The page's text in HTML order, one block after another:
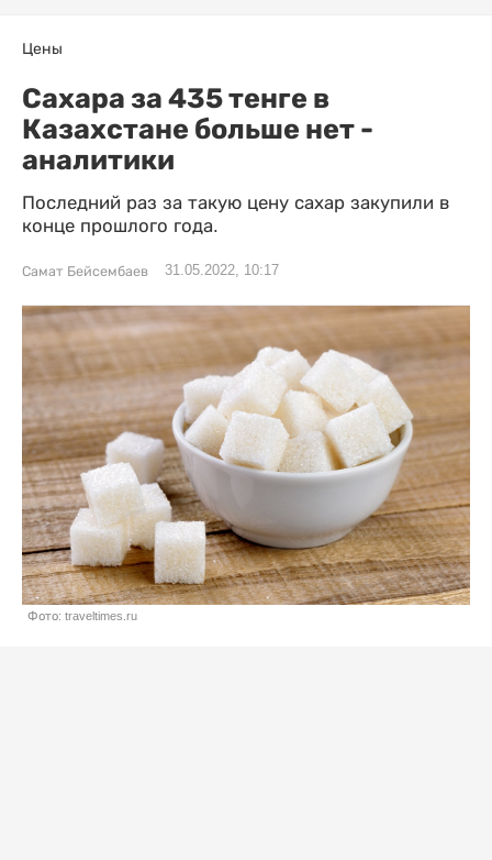
Цены
Сахара за 435 тенге в
Казахстане больше нет -
аналитики
Последний раз за такую цену сахар закупили в
конце прошлого года.
Самат Бейсембаев 31.05.2022, 10:17
Фото: traveltimes.ru